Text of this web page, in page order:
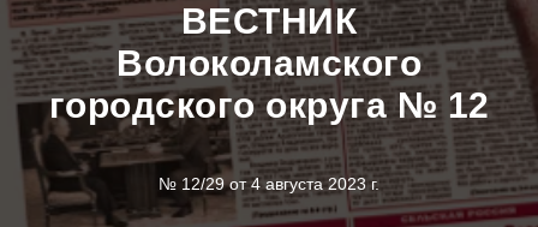
ВЕСТНИК
Волоколамского
городского округа № 12
№ 12/29 от 4 августа 2023 г.